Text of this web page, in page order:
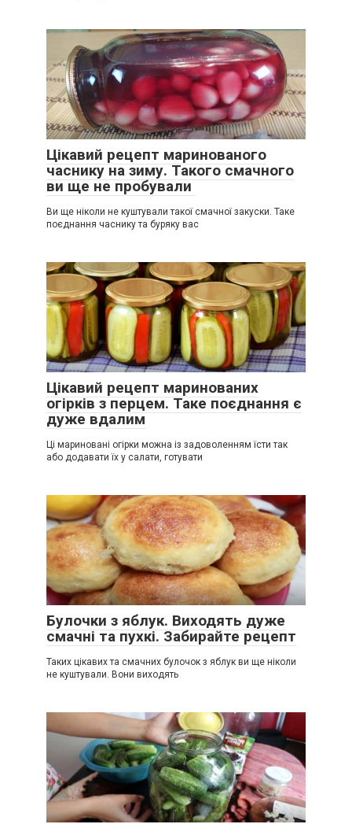
Цікавий рецепт маринованого
часнику на зиму. Такого смачного
ви ще не пробували
Ви ще ніколи не куштували такої смачної закуски. Таке
поєднання часнику та буряку вас
Цікавий рецепт маринованих
огірків з перцем. Таке поєднання є
дуже вдалим
Ці мариновані огірки можна із задоволенням їсти так
або додавати їх у салати, готувати
Булочки з яблук. Виходять дуже
смачні та пухкі. Забирайте рецепт
Таких цікавих та смачних булочок з яблук ви ще ніколи
не куштували. Вони виходять